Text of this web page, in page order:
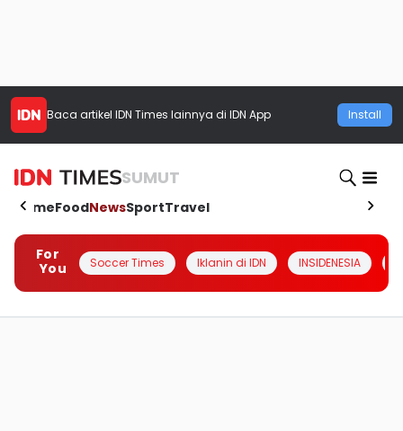
Baca artikel IDN Times lainnya di IDN App Install
SUMUT
HomeFoodNewsSportTravel
For
You
Soccer Times Iklanin di IDN INSIDENESIA